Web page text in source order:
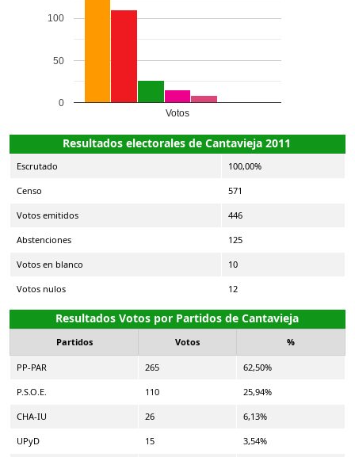
Votos
0
50
100
Resultados electorales de Cantavieja 2011
Escrutado 100,00%
Censo 571
Votos emitidos 446
Abstenciones 125
Votos en blanco 10
Votos nulos 12
Resultados Votos por Partidos de Cantavieja
Partidos Votos %
PP-PAR 265 62,50%
P.S.O.E. 110 25,94%
CHA-IU 26 6,13%
UPyD 15 3,54%